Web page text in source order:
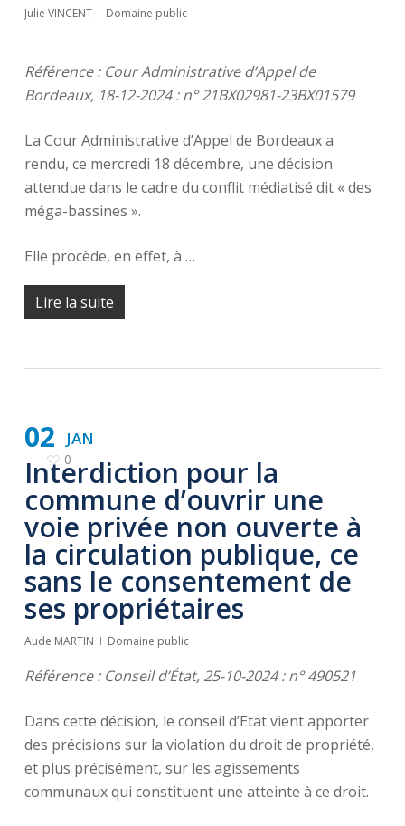
Julie VINCENT Domaine public
Référence : Cour Administrative d’Appel de
Bordeaux, 18-12-2024 : n° 21BX02981-23BX01579
La Cour Administrative d’Appel de Bordeaux a
rendu, ce mercredi 18 décembre, une décision
attendue dans le cadre du conflit médiatisé dit « des
méga-bassines ».
Elle procède, en effet, à …
Lire la suite
JAN
02
0
Interdiction pour la
commune d’ouvrir une
voie privée non ouverte à
la circulation publique, ce
sans le consentement de
ses propriétaires
Aude MARTIN Domaine public
Référence : Conseil d’État, 25-10-2024 : n° 490521
Dans cette décision, le conseil d’Etat vient apporter
des précisions sur la violation du droit de propriété,
et plus précisément, sur les agissements
communaux qui constituent une atteinte à ce droit.